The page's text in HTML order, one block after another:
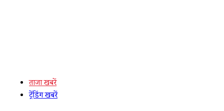
ताजा खबरें
ट्रेंडिंग खबरें